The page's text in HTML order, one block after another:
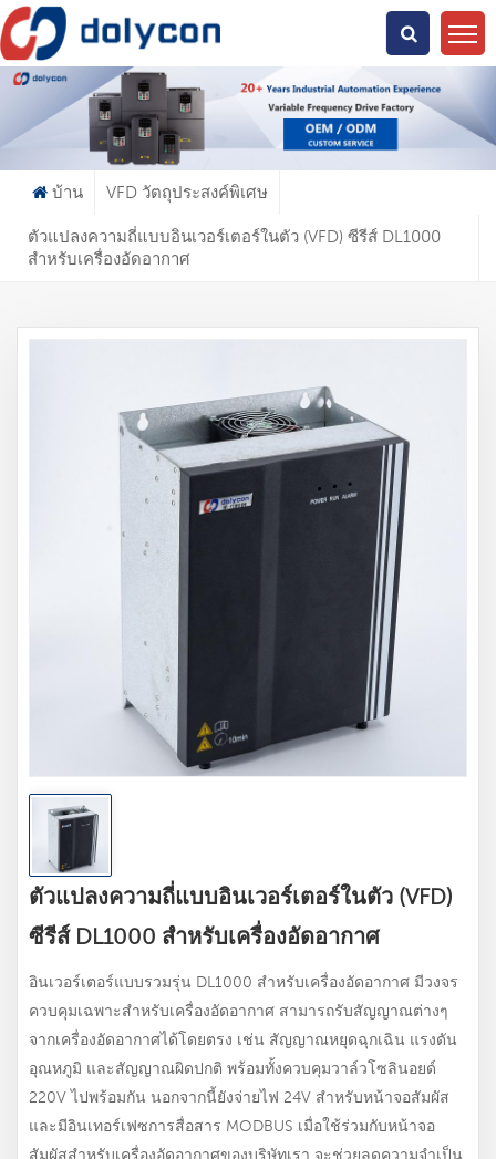
คุณกำลังมองหาอะไร?
บ้าน VFD วัตถุประสงค์พิเศษ
ตัวแปลงความถี่แบบอินเวอร์เตอร์ในตัว (VFD) ซีรีส์ DL1000
สำหรับเครื่องอัดอากาศ
ตัวแปลงความถี่แบบอินเวอร์เตอร์ในตัว (VFD)
ซีรีส์ DL1000 สำหรับเครื่องอัดอากาศ
อินเวอร์เตอร์แบบรวมรุ่น DL1000 สำหรับเครื่องอัดอากาศ มีวงจร
ควบคุมเฉพาะสำหรับเครื่องอัดอากาศ สามารถรับสัญญาณต่างๆ
จากเครื่องอัดอากาศได้โดยตรง เช่น สัญญาณหยุดฉุกเฉิน แรงดัน
อุณหภูมิ และสัญญาณผิดปกติ พร้อมทั้งควบคุมวาล์วโซลินอยด์
220V ไปพร้อมกัน นอกจากนี้ยังจ่ายไฟ 24V สำหรับหน้าจอสัมผัส
และมีอินเทอร์เฟซการสื่อสาร MODBUS เมื่อใช้ร่วมกับหน้าจอ
สัมผัสสำหรับเครื่องอัดอากาศของบริษัทเรา จะช่วยลดความจำเป็น